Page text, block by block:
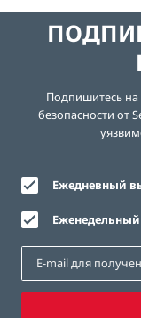
Подпишитесь
безопасности от
Ежедневный